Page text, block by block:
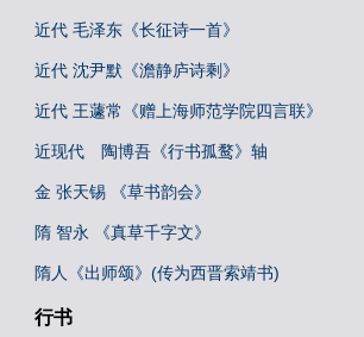
近代 毛泽东《长征诗一首》
近代 沈尹默《澹静庐诗剩》
近代 王蘧常《赠上海师范学院四言联》
近现代 陶博吾《行书孤鹜》轴
金 张天锡 《草书韵会》
隋 智永 《真草千字文》
隋人《出师颂》(传为西晋索靖书)
行书